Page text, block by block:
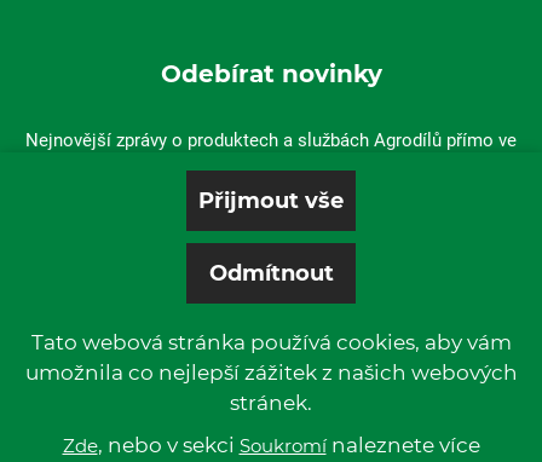
Odebírat novinky
Nejnovější zprávy o produktech a službách Agrodílů přímo ve
vaší doručené poště.
© 2019 P & L, spol. s r. o. | All rights reserved.
Powered byKentico
Tato webová stránka používá cookies, aby vám
umožnila co nejlepší zážitek z našich webových
stránek.
Zde, nebo v sekci Soukromínaleznete více